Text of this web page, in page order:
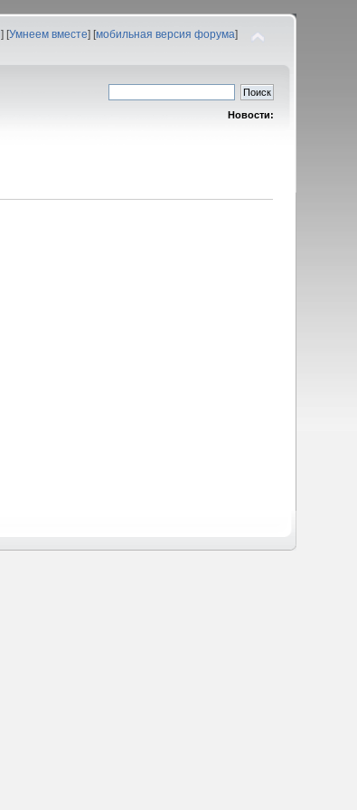
] [Умнеем вместе] [мобильная версия форума]
Новости: